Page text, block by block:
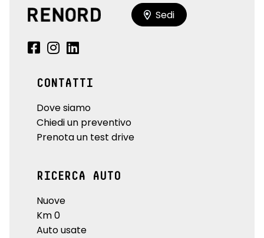
Sedi
CONTATTI
Dove siamo
Chiedi un preventivo
Prenota un test drive
RICERCA AUTO
Nuove
Km 0
Auto usate